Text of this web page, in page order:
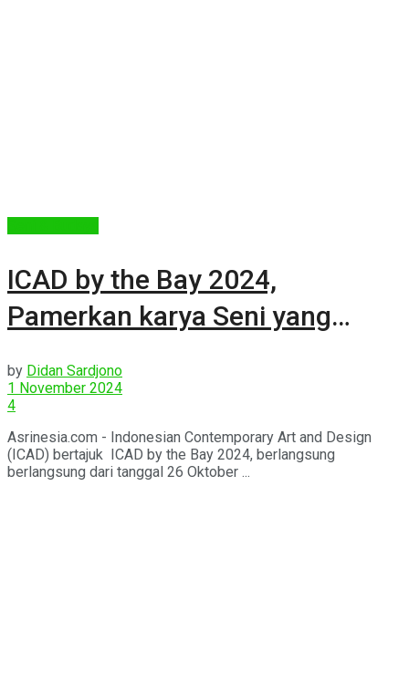
ICAD by the Bay 2024,
Pamerkan karya Seni yang
by Didan Sardjono
1 November 2024
4
Asrinesia.com - Indonesian Contemporary Art and Design
(ICAD) bertajuk ICAD by the Bay 2024, berlangsung
berlangsung dari tanggal 26 Oktober ...